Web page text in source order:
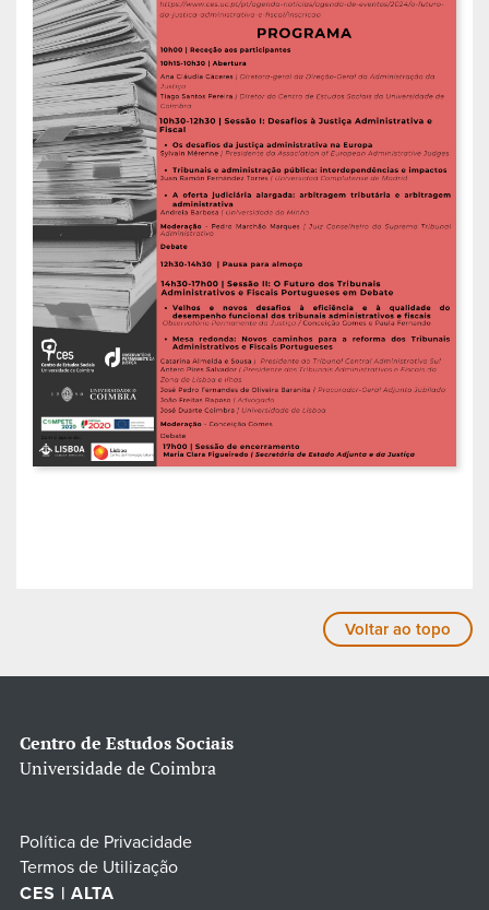
Voltar ao topo
Centro de Estudos Sociais
Universidade de Coimbra
Política de Privacidade
Termos de Utilização
CES | ALTA